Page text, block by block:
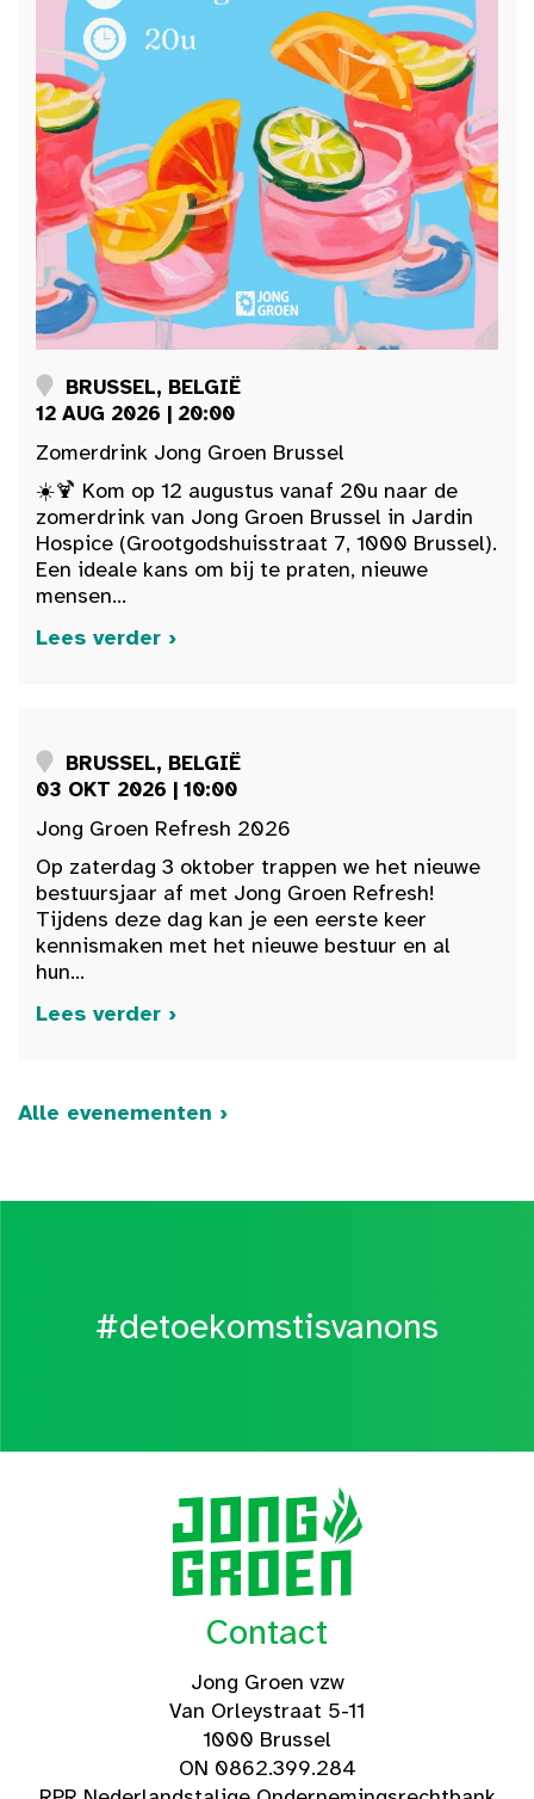
BRUSSEL, BELGIË
12 AUG 2026 | 20:00
Zomerdrink Jong Groen Brussel
☀️🍹 Kom op 12 augustus vanaf 20u naar de
zomerdrink van Jong Groen Brussel in Jardin
Hospice (Grootgodshuisstraat 7, 1000 Brussel).
Een ideale kans om bij te praten, nieuwe
mensen...
Lees verder ›
BRUSSEL, BELGIË
03 OKT 2026 | 10:00
Jong Groen Refresh 2026
Op zaterdag 3 oktober trappen we het nieuwe
bestuursjaar af met Jong Groen Refresh!
Tijdens deze dag kan je een eerste keer
kennismaken met het nieuwe bestuur en al
hun...
Lees verder ›
Alle evenementen ›
#detoekomstisvanons
Contact
Jong Groen vzw
Van Orleystraat 5-11
1000 Brussel
ON 0862.399.284